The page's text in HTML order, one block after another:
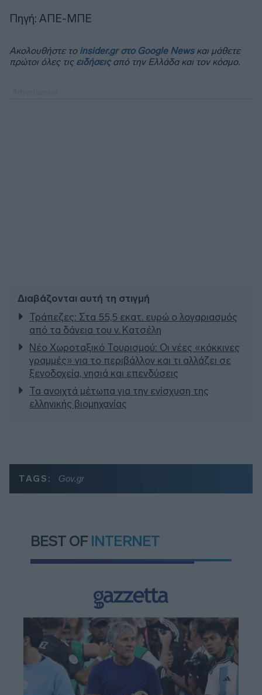
Πηγή: ΑΠΕ-ΜΠΕ
Ακολουθήστε το insider.gr στο Google Newsκαι μάθετε
πρώτοι όλες τις ειδήσειςαπό την Ελλάδα και τον κόσμο.
Διαβάζονται αυτή τη στιγμή
Τράπεζες: Στα 55,5 εκατ. ευρώ ο λογαριασμός
από τα δάνεια του ν. Κατσέλη
Νέο Χωροταξικό Τουρισμού: Οι νέες «κόκκινες
γραμμές» για το περιβάλλον και τι αλλάζει σε
ξενοδοχεία, νησιά και επενδύσεις
Τα ανοιχτά μέτωπα για την ενίσχυση της
ελληνικής βιομηχανίας
TAGS: Gov.gr
BEST OF INTERNET